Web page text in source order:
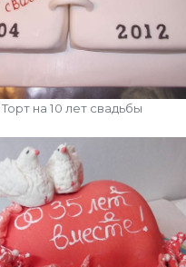
Торт на 10 лет свадьбы